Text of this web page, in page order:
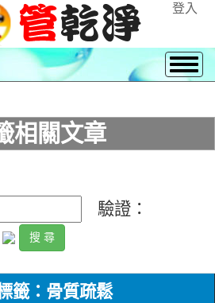
登入
相關文章
驗證：
籤：骨質疏鬆